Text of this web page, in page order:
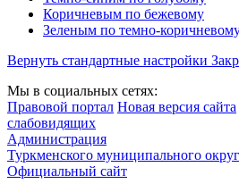
Коричневым по бежевому
Зеленым по темно-
Вернуть стандартные настройки
Мы в социальных сетях:
Правовой портал Новая версия сайта
слабовидящих
Администрация
Туркменского муниципального
Официальный сайт